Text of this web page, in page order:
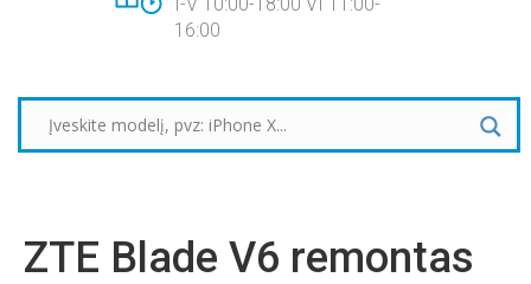
16:00
ZTE Blade V6 remontas